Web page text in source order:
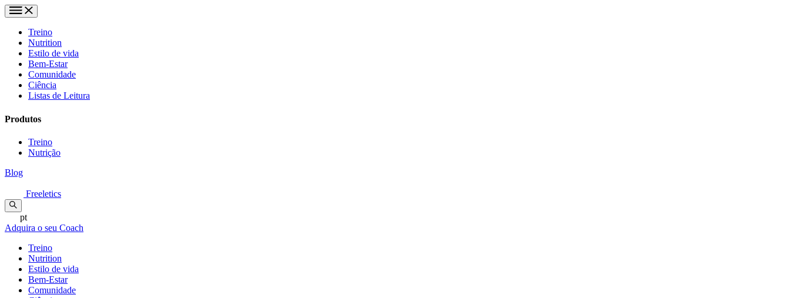
Treino
Nutrition
Estilo de vida
Bem-Estar
Comunidade
Ciência
Listas de Leitura
Produtos
Treino
Nutrição
Blog
Freeletics
pt
Adquira o seu Coach
Treino
Nutrition
Estilo de vida
Bem-Estar
Comunidade